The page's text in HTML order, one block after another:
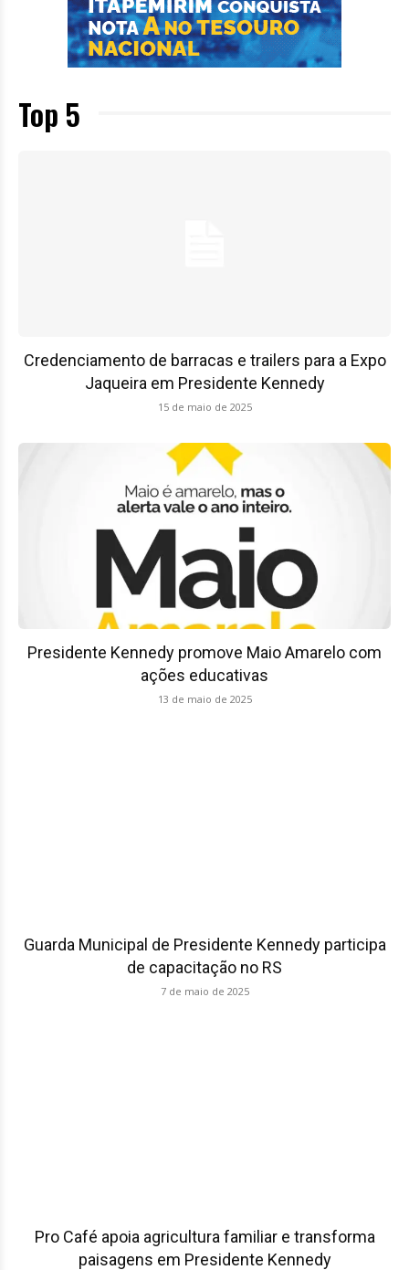
Top 5
Credenciamento de barracas e trailers para a Expo
Jaqueira em Presidente Kennedy
15 de maio de 2025
Presidente Kennedy promove Maio Amarelo com
ações educativas
13 de maio de 2025
Guarda Municipal de Presidente Kennedy participa
de capacitação no RS
7 de maio de 2025
Pro Café apoia agricultura familiar e transforma
paisagens em Presidente Kennedy